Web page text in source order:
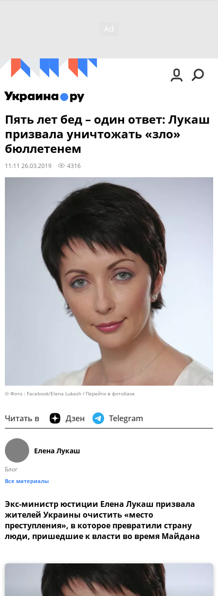
Пять лет бед – один ответ: Лукаш
призвала уничтожать «зло»
бюллетенем
11:11 26.03.2019 4316
© Фото : Facebook/Elena Lukash Перейти в фотобанк
Читать в Дзен Telegram
Елена Лукаш
Блог
Все материалы
Экс-министр юстиции Елена Лукаш призвала
жителей Украины очистить «место
преступления», в которое превратили страну
люди, пришедшие к власти во время Майдана